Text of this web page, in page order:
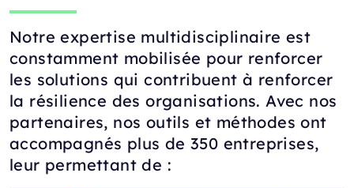
Notre expertise multidisciplinaire est
constamment mobilisée pour renforcer
les solutions qui contribuent à renforcer
la résilience des organisations. Avec nos
partenaires, nos outils et méthodes ont
accompagnés plus de 350 entreprises,
leur permettant de :